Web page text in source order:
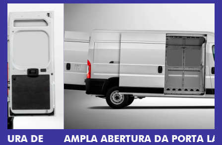
AMPLA ABERTURA DA PORTA LATERAL